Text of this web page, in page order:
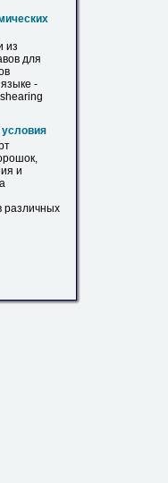
из
для
-
и
различных